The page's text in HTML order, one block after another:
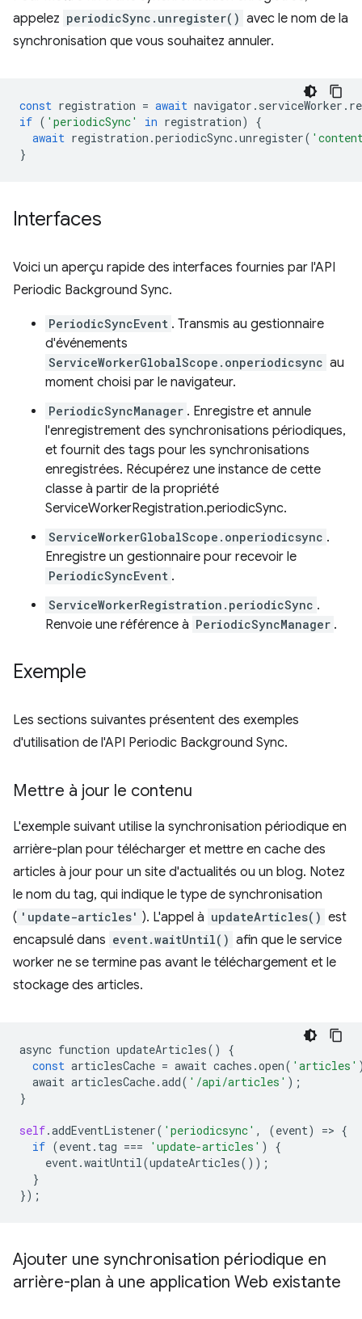
appelez periodicSync.unregister() avec le nom de la
synchronisation que vous souhaitez annuler.
const registration = await navigator . serviceWorker .
if ( 'periodicSync' in registration)
{
await registration .periodicSync.unregister(
}
Interfaces
Voici un aperçu rapide des interfaces fournies par l'API
Periodic Background Sync.
PeriodicSyncEvent . Transmis au gestionnaire
d'événements
ServiceWorkerGlobalScope.onperiodicsync au
moment choisi par le navigateur.
PeriodicSyncManager . Enregistre et annule
l'enregistrement des synchronisations périodiques,
et fournit des tags pour les synchronisations
enregistrées. Récupérez une instance de cette
classe à partir de la propriété
ServiceWorkerRegistration.periodicSync.
ServiceWorkerGlobalScope.onperiodicsync .
Enregistre un gestionnaire pour recevoir le
PeriodicSyncEvent .
ServiceWorkerRegistration.periodicSync .
Renvoie une référence à PeriodicSyncManager .
Exemple
Les sections suivantes présentent des exemples
d'utilisation de l'API Periodic Background Sync.
Mettre à jour le contenu
L'exemple suivant utilise la synchronisation périodique en
arrière-plan pour télécharger et mettre en cache des
articles à jour pour un site d'actualités ou un blog. Notez
le nom du tag, qui indique le type de synchronisation
( 'update-articles' ). L'appel à updateArticles() est
encapsulé dans event.waitUntil() afin que le service
worker ne se termine pas avant le téléchargement et le
stockage des articles.
async function updateArticles()
{
const articlesCache = await caches .open( 'articles'
await articlesCache.add( '/api/articles' );
}
self.addEventListener( 'periodicsync' , (event) => {
if (event. tag === 'update-articles' )
{
event.waitUntil(updateArticles());
}
});
Ajouter une synchronisation périodique en
arrière-plan à une application Web existante